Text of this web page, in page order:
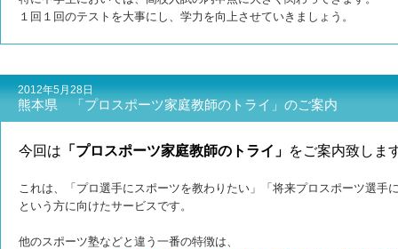
１回１回のテストを大事にし、学力を向上させていきましょう。
2012年5月28日
熊本県 「プロスポーツ家庭教師のトライ」のご案内
今回は 「プロスポーツ家庭教師のトライ」 をご案内致しま
これは、「プロ選手にスポーツを教わりたい」「将来プロスポーツ選手
という方に向けたサービスです。
他のスポーツ塾などと違う一番の特徴は、